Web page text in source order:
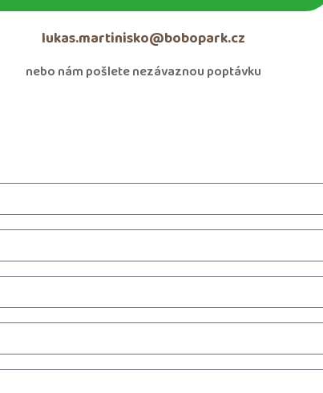
lukas.martinisko@bobopark.cz
nebo nám pošlete nezávaznou poptávku